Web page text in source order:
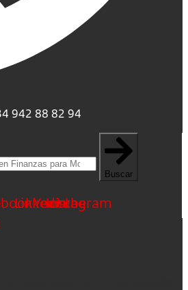
942 88 82 94
Buscar
Linkedin
Youtube
Instagram